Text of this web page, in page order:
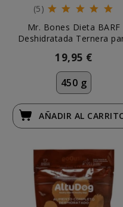
(5)
Mr. Bones Dieta BARF
Deshidratada Ternera
19,95 €
450 g
AÑADIR AL